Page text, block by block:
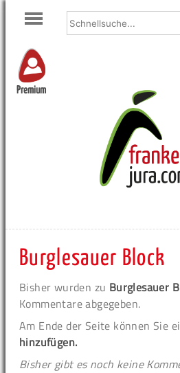
Premium
Burglesauer Block
Bisher wurden zu Burglesauer
Kommentare abgegeben.
Am Ende der Seite können Sie
hinzufügen.
Bisher gibt es noch keine